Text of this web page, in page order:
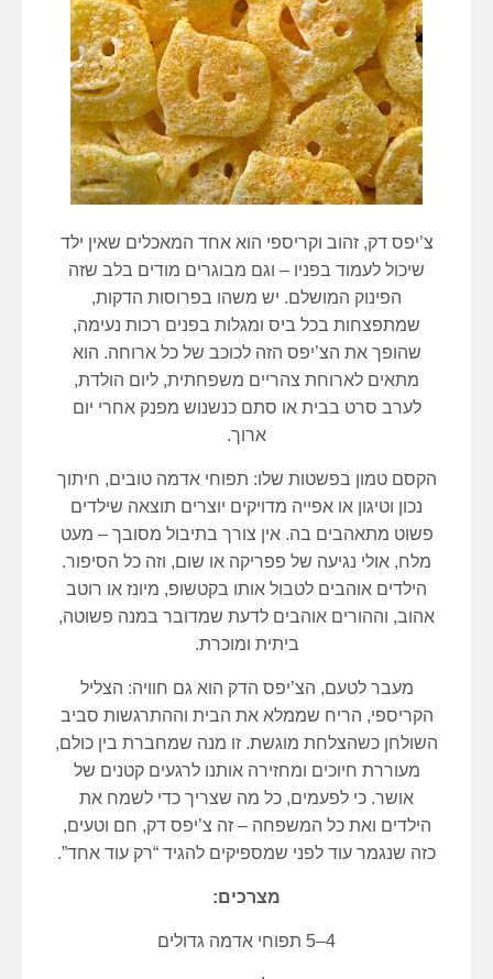
צ’יפס דק, זהוב וקריספי הוא אחד המאכלים שאין ילד
שיכול לעמוד בפניו – וגם מבוגרים מודים בלב שזה
הפינוק המושלם. יש משהו בפרוסות הדקות,
שמתפצחות בכל ביס ומגלות בפנים רכות נעימה,
שהופך את הצ’יפס הזה לכוכב של כל ארוחה. הוא
מתאים לארוחת צהריים משפחתית, ליום הולדת,
לערב סרט בבית או סתם כנשנוש מפנק אחרי יום
ארוך.
הקסם טמון בפשטות שלו: תפוחי אדמה טובים, חיתוך
נכון וטיגון או אפייה מדויקים יוצרים תוצאה שילדים
פשוט מתאהבים בה. אין צורך בתיבול מסובך – מעט
מלח, אולי נגיעה של פפריקה או שום, וזה כל הסיפור.
הילדים אוהבים לטבול אותו בקטשופ, מיונז או רוטב
אהוב, וההורים אוהבים לדעת שמדובר במנה פשוטה,
ביתית ומוכרת.
מעבר לטעם, הצ’יפס הדק הוא גם חוויה: הצליל
הקריספי, הריח שממלא את הבית וההתרגשות סביב
השולחן כשהצלחת מוגשת. זו מנה שמחברת בין כולם,
מעוררת חיוכים ומחזירה אותנו לרגעים קטנים של
אושר. כי לפעמים, כל מה שצריך כדי לשמח את
הילדים ואת כל המשפחה – זה צ’יפס דק, חם וטעים,
כזה שנגמר עוד לפני שמספיקים להגיד “רק עוד אחד”.
מצרכים:
4–5 תפוחי אדמה גדולים